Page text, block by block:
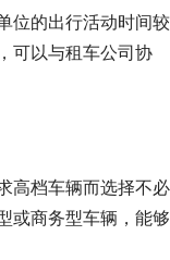
位的出行活动时间较
可以与租车公司协
高档车辆而选择不必
或商务型车辆，能够